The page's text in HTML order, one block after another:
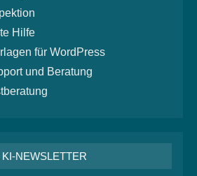
Hilfe
für WordPress
und Beratung
NEWSLETTER